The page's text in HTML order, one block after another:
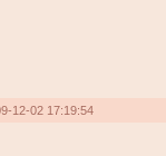
12-02 17:19:54